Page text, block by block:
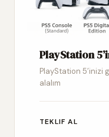
PlayStation
PlayStation 5’inizi
alalım
TEKLIF AL